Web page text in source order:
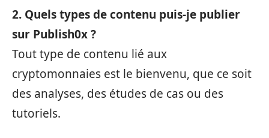
2. Quels types de contenu puis-je publier
sur Publish0x ?
Tout type de contenu lié aux
cryptomonnaies est le bienvenu, que ce soit
des analyses, des études de cas ou des
tutoriels.